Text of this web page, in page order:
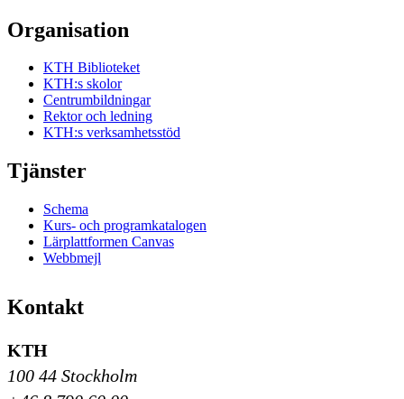
Organisation
KTH Biblioteket
KTH:s skolor
Centrumbildningar
Rektor och ledning
KTH:s verksamhetsstöd
Tjänster
Schema
Kurs- och programkatalogen
Lärplattformen Canvas
Webbmejl
Kontakt
KTH
100 44 Stockholm